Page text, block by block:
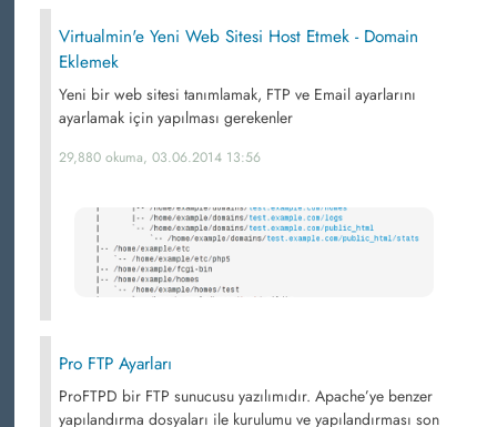
Virtualmin'e Yeni Web Sitesi Host Etmek - Domain
Eklemek
Yeni bir web sitesi tanımlamak, FTP ve Email ayarlarını
ayarlamak için yapılması gerekenler
29,880 okuma, 03.06.2014 13:56
Pro FTP Ayarları
ProFTPD bir FTP sunucusu yazılımıdır. Apache’ye benzer
yapılandırma dosyaları ile kurulumu ve yapılandırması son